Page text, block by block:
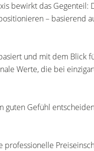
bewirkt das
– basierend
und mit dem Blick
Werte, die bei
guten Gefühl